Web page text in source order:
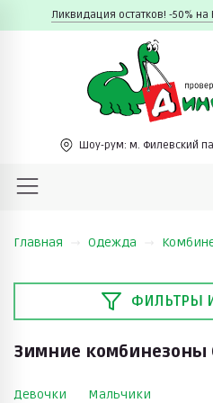
Ликвидация остатков! -50% на
Шоу-рум: м. Филевский
Главная Одежда
ФИЛЬТРЫ
Зимние комбинезоны
Девочки Мальчики